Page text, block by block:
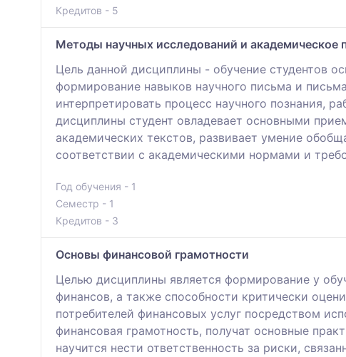
Кредитов - 5
Методы научных исследований и академическое
Цель данной дисциплины - обучение студентов
формирование навыков научного письма и
интерпретировать процесс научного познания,
дисциплины студент овладевает основными
академических текстов, развивает умение
соответствии с академическими нормами и
Год обучения - 1
Семестр - 1
Кредитов - 3
Основы финансовой грамотности
Целью дисциплины является формирование у
финансов, а также способности критически
потребителей финансовых услуг посредством
финансовая грамотность, получат основные
научится нести ответственность за риски,